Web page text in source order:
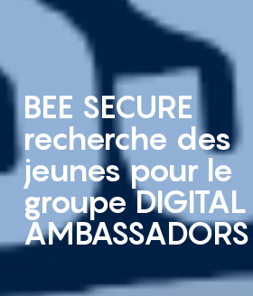
BEE SECURE
recherche des
jeunes pour le
groupe DIGITAL
AMBASSADORS